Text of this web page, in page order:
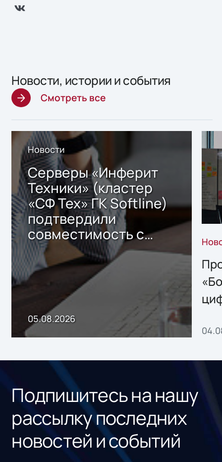
Новости, истории и события
Смотреть все
Новости
Серверы «Инферит
Техники» (кластер
«СФ Тех» ГК Softline)
подтвердили
совместимость с
решением Sharx
Storage 2.x для
хранения данных
05.08.2026
Подпишитесь на нашу
рассылку последних
новостей и событий